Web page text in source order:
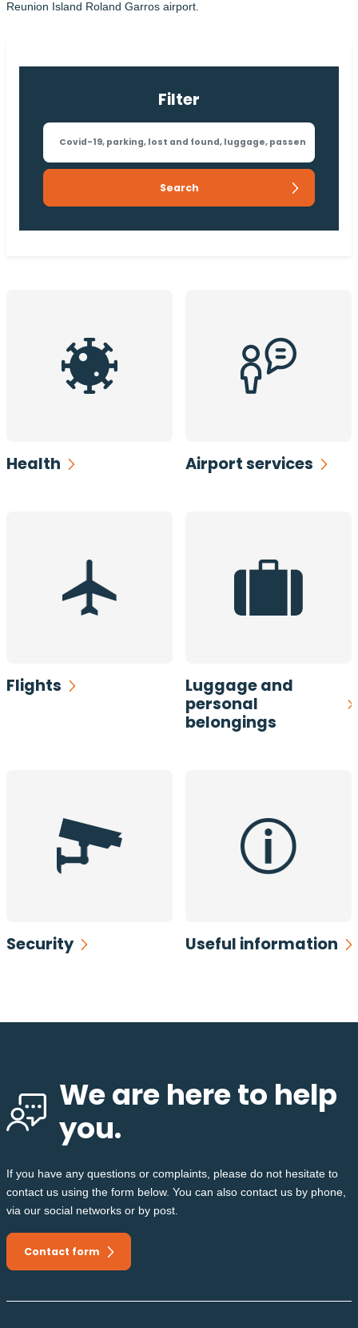
Reunion Island Roland Garros airport.
Filter
Health Airport services
Flights
Luggage and
personal
belongings
Security Useful information
We are here to help
you.
If you have any questions or complaints, please do not hesitate to
contact us using the form below. You can also contact us by phone,
via our social networks or by post.
Contact form